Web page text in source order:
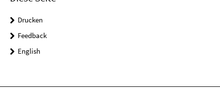
Drucken
Feedback
English